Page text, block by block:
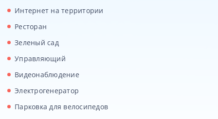
Интернет на территории
Ресторан
Зеленый сад
Управляющий
Видеонаблюдение
Электрогенератор
Парковка для велосипедов